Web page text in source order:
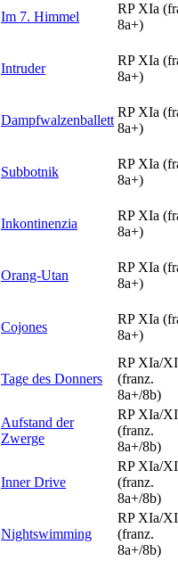
Im 7. Himmel
RP XIa
8a+)
Intruder
RP XIa
8a+)
Dampfwalzenballett
RP XIa
8a+)
Subbotnik
RP XIa
8a+)
Inkontinenzia
RP XIa
8a+)
Orang-Utan
RP XIa
8a+)
Cojones
RP XIa
8a+)
Tage des Donners
RP XIa/
(franz.
8a+/8b)
Aufstand der
Zwerge
RP XIa/
(franz.
8a+/8b)
Inner Drive
RP XIa/
(franz.
8a+/8b)
Nightswimming
RP XIa/
(franz.
8a+/8b)